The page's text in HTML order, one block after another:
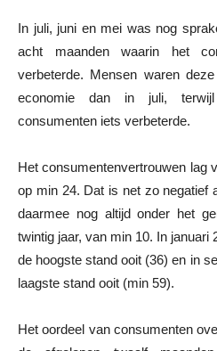
In juli, juni en mei was nog
acht maanden waarin het
verbeterde. Mensen waren
economie dan in juli,
consumenten iets verbeterde.
Het consumentenvertrouwen lag
op min 24. Dat is net zo negatief
daarmee nog altijd onder het
twintig jaar, van min 10. In januari
de hoogste stand ooit (36) en in
laagste stand ooit (min 59).
Het oordeel van consumenten